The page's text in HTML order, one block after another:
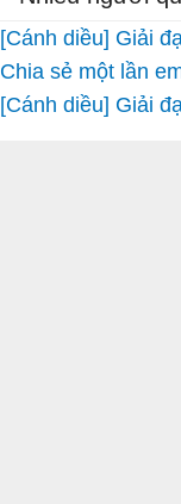
[Cánh diều] Giải
Chia sẻ một lần
[Cánh diều] Giải